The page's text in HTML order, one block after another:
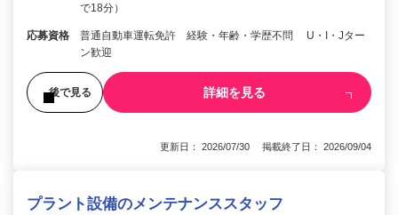
で18分）
応募資格
普通自動車運転免許 経験・年齢・学歴不問 U・I・Jター
ン歓迎
後で見る 詳細を見る
更新日： 2026/07/30 掲載終了日： 2026/09/04
プラント設備のメンテナンススタッフ